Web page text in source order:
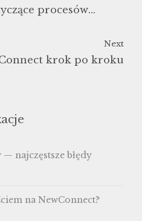
procesów
Next
krok po kroku
najczęstsze błędy
na NewConnect?